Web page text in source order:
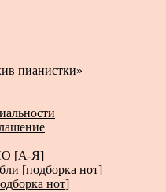
статьи…
пианистки»
[А-Я]
[подборка нот]
нот]